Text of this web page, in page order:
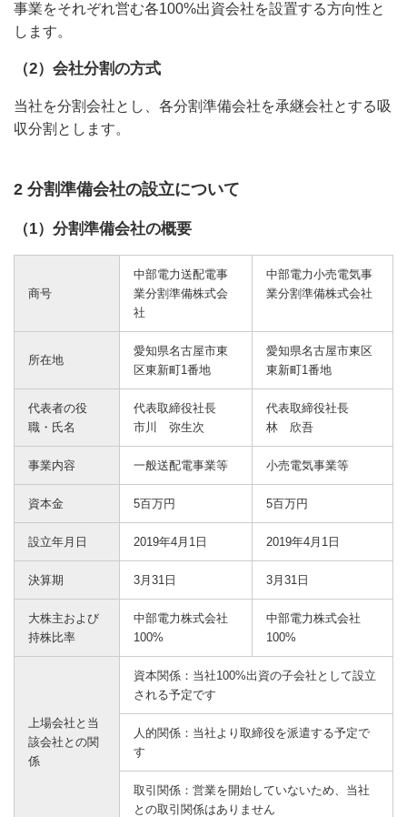
事業をそれぞれ営む各100%出資会社を設置する方向性と
します。
（2）会社分割の方式
当社を分割会社とし、各分割準備会社を承継会社とする吸
収分割とします。
2 分割準備会社の設立について
（1）分割準備会社の概要
商号
中部電力送配電事
業分割準備株式会
社
中部電力小売電気事
業分割準備株式会社
所在地
愛知県名古屋市東
区東新町1番地
愛知県名古屋市東区
東新町1番地
代表者の役
職・氏名
代表取締役社長
市川 弥生次
代表取締役社長
林 欣吾
事業内容 一般送配電事業等 小売電気事業等
資本金 5百万円 5百万円
設立年月日 2019年4月1日 2019年4月1日
決算期 3月31日 3月31日
大株主および
持株比率
中部電力株式会社
100%
中部電力株式会社
100%
上場会社と当
該会社との関
係
資本関係：当社100%出資の子会社として設立
される予定です
人的関係：当社より取締役を派遣する予定で
す
取引関係：営業を開始していないため、当社
との取引関係はありません